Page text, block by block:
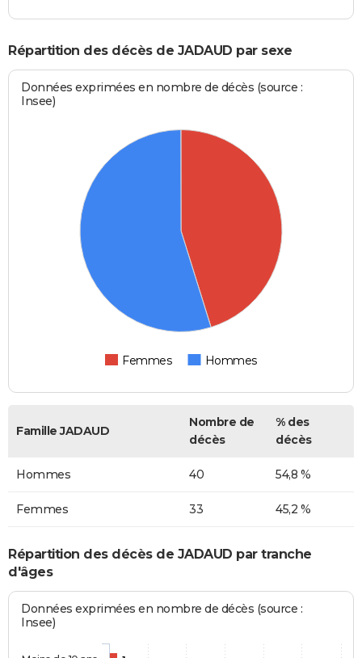
Répartition des décès de JADAUD par sexe
Données exprimées en nombre de décès (source :
Insee)
Femmes Hommes
Famille JADAUD
Nombre de
décès
% des
décès
Hommes 40 54,8 %
Femmes 33 45,2 %
Répartition des décès de JADAUD par tranche
d'âges
Données exprimées en nombre de décès (source :
Insee)